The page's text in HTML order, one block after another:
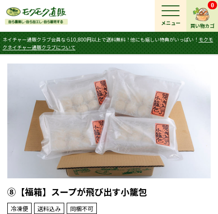
買い物カゴ
0
ネイチャー通販クラブ会員なら10,800円以上で送料無料！他にも嬉しい特典がいっぱい！ モクモ
クネイチャー通販クラブについて
メニュー
⑧【福箱】スープが飛び出す小籠包
冷凍便 送料込み 同梱不可